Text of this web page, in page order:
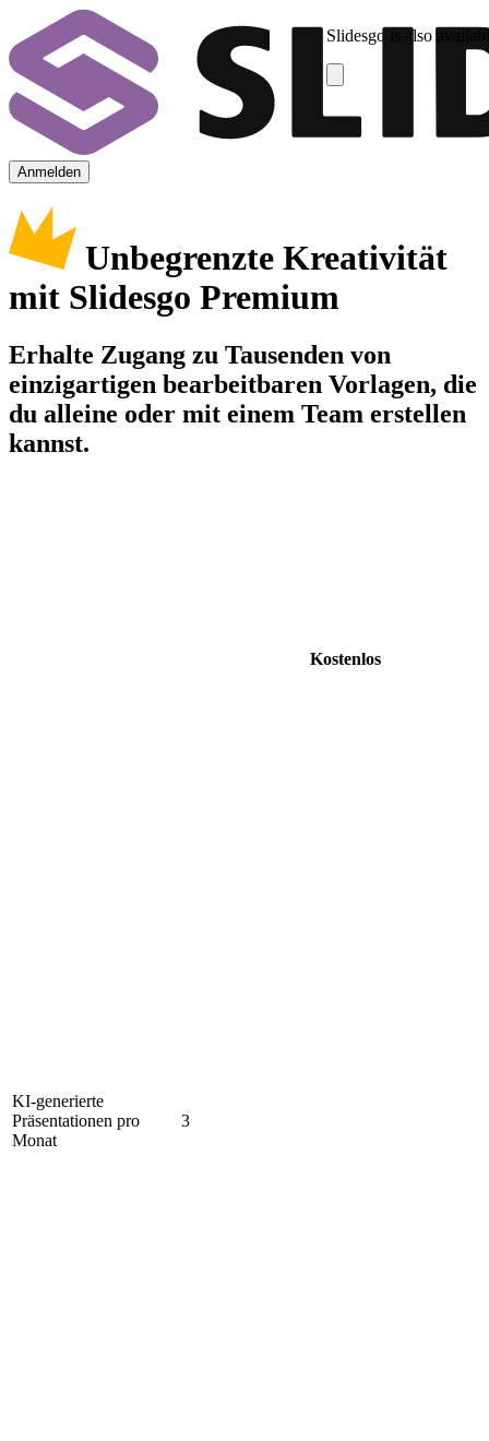
Slidesgo is also
Anmelden
Unbegrenzte Kreativität
mit Slidesgo Premium
Erhalte Zugang zu Tausenden von
einzigartigen bearbeitbaren Vorlagen, die
du alleine oder mit einem Team erstellen
kannst.
Kostenlos
KI-generierte
Präsentationen pro
Monat
3